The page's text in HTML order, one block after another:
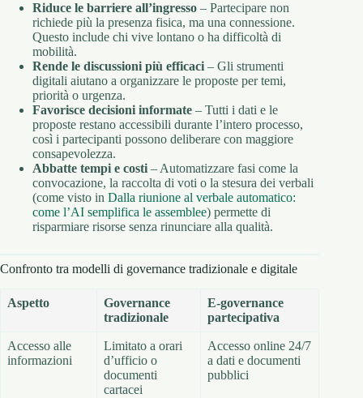
Riduce le barriere all’ingresso – Partecipare non
richiede più la presenza fisica, ma una connessione.
Questo include chi vive lontano o ha difficoltà di
mobilità.
Rende le discussioni più efficaci – Gli strumenti
digitali aiutano a organizzare le proposte per temi,
priorità o urgenza.
Favorisce decisioni informate – Tutti i dati e le
proposte restano accessibili durante l’intero processo,
così i partecipanti possono deliberare con maggiore
consapevolezza.
Abbatte tempi e costi – Automatizzare fasi come la
convocazione, la raccolta di voti o la stesura dei verbali
(come visto in Dalla riunione al verbale automatico:
come l’AI semplifica le assemblee) permette di
risparmiare risorse senza rinunciare alla qualità.
Confronto tra modelli di governance tradizionale e digitale
Aspetto
Governance
tradizionale
E-governance
partecipativa
Accesso alle
informazioni
Limitato a orari
d’ufficio o
documenti
cartacei
Accesso online 24/7
a dati e documenti
pubblici